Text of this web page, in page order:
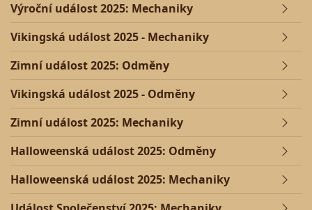
Výroční událost 2025: Mechaniky
Vikingská událost 2025 - Mechaniky
Zimní událost 2025: Odměny
Vikingská událost 2025 - Odměny
Zimní událost 2025: Mechaniky
Halloweenská událost 2025: Odměny
Halloweenská událost 2025: Mechaniky